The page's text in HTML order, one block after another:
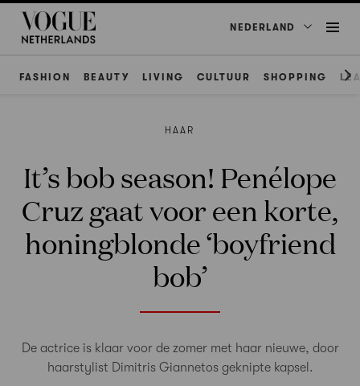
NEDERLAND
FASHION BEAUTY LIVING CULTUUR SHOPPING
HAAR
It’s bob season! Penélope
Cruz gaat voor een korte,
honingblonde ‘boyfriend
bob’
De actrice is klaar voor de zomer met haar nieuwe, door
haarstylist Dimitris Giannetos geknipte kapsel.